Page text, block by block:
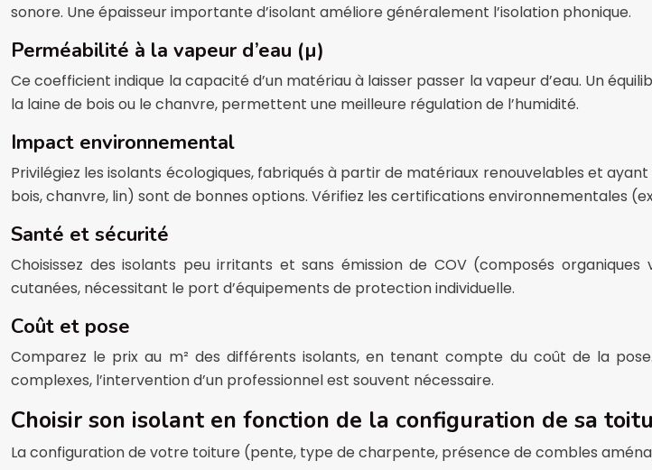
sonore. Une épaisseur importante d’isolant améliore généralement l’isolation phonique.
Perméabilité à la vapeur d’eau (µ)
Ce coefficient indique la capacité d’un matériau à laisser passer la vapeur d’eau. Un
la laine de bois ou le chanvre, permettent une meilleure régulation de l’humidité.
Impact environnemental
Privilégiez les isolants écologiques, fabriqués à partir de matériaux renouvelables et
bois, chanvre, lin) sont de bonnes options. Vérifiez les certifications environnementales
Santé et sécurité
Choisissez des isolants peu irritants et sans émission de COV (composés
cutanées, nécessitant le port d’équipements de protection individuelle.
Coût et pose
Comparez le prix au m² des différents isolants, en tenant compte du coût de la
complexes, l’intervention d’un professionnel est souvent nécessaire.
Choisir son isolant en fonction de la configuration de sa
La configuration de votre toiture (pente, type de charpente, présence de combles